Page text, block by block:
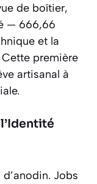
de boîtier,
— 666,66
et la
première
artisanal à
Jobs